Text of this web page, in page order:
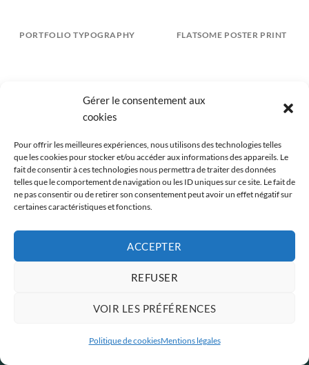
Gérer le consentement aux
cookies
Pour offrir les meilleures expériences, nous utilisons des technologies telles
que les cookies pour stocker et/ou accéder aux informations des appareils. Le
fait de consentir à ces technologies nous permettra de traiter des données
telles que le comportement de navigation ou les ID uniques sur ce site. Le fait de
ne pas consentir ou de retirer son consentement peut avoir un effet négatif sur
certaines caractéristiques et fonctions.
ACCEPTER
REFUSER
VOIR LES PRÉFÉRENCES
Politique de cookiesMentions légales
PORTFOLIO TYPOGRAPHY FLATSOME POSTER PRINT
Copyright 2026 © Plan du site Mentions Légales -
Politique de
confidentialité-Nous contacter- En tant que Partenaire Amazon,
je réalise un bénéfice sur les achats remplissant les conditions
requises.